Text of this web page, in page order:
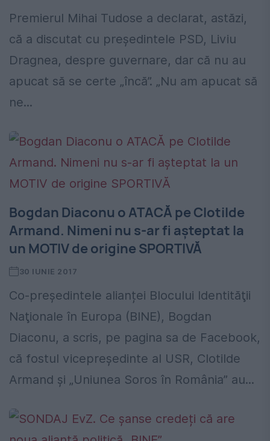
Premierul Mihai Tudose a declarat, astăzi,
că a discutat cu președintele PSD, Liviu
Dragnea, despre guvernare, dar că nu au
apucat să se certe „încă”. „Nu am apucat să
ne...
Bogdan Diaconu o ATACĂ pe Clotilde
Armand. Nimeni nu s-ar fi așteptat la
un MOTIV de origine SPORTIVĂ
30 IUNIE 2017
Co-președintele alianței Blocului Identităţii
Naţionale în Europa (BINE), Bogdan
Diaconu, a scris, pe pagina sa de Facebook,
că fostul vicepreședinte al USR, Clotilde
Armand și „Uniunea Soros în România” au...